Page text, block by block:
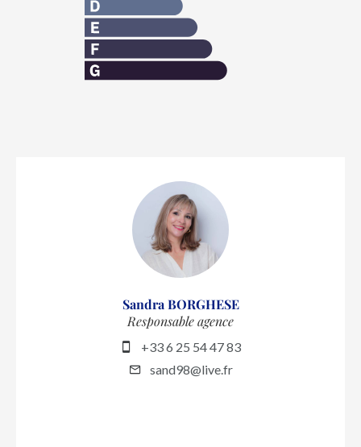
Sandra BORGHESE
Responsable agence
+33 6 25 54 47 83
sand98@live.fr